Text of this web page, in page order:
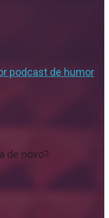
podcast de humor
de novo?